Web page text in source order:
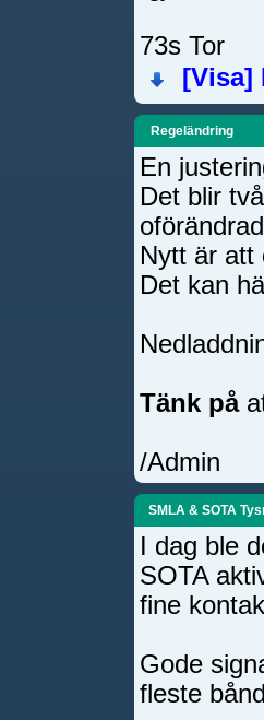
73s Tor
[Visa]
Regeländring
En
Det blir
Nytt är att
Det kan
Tänk på
/Admin
SMLA & SOTA
I dag ble
SOTA
fine
Gode
fleste